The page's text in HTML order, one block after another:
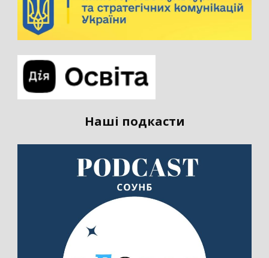
Наші подкасти